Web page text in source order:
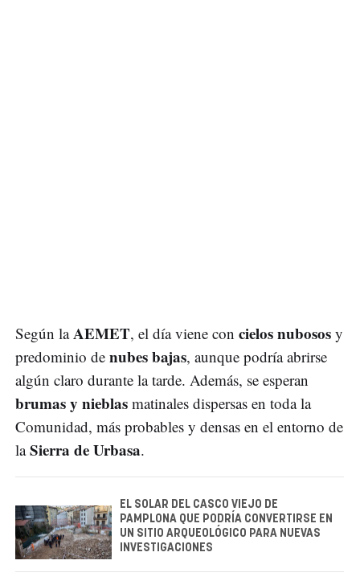
Según laAEMET, el día viene con cielos nubosos y
predominio de nubes bajas, aunque podría abrirse
algún claro durante la tarde. Además, se esperan
brumas y nieblas matinales dispersas en toda la
Comunidad, más probables y densas en el entorno de
laSierra de Urbasa.
EL SOLAR DEL CASCO VIEJO DE
PAMPLONA QUE PODRÍA CONVERTIRSE EN
UN SITIO ARQUEOLÓGICO PARA NUEVAS
INVESTIGACIONES